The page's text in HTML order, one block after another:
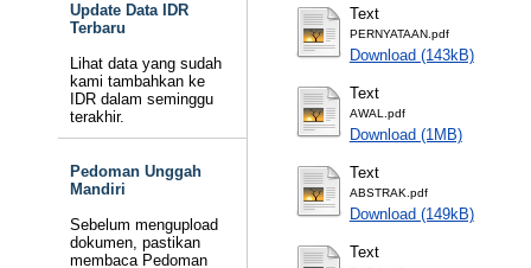
Update Data IDR
Terbaru
Lihat data yang sudah
kami tambahkan ke
IDR dalam seminggu
terakhir.
Pedoman Unggah
Mandiri
Sebelum mengupload
dokumen, pastikan
membaca Pedoman
Text
PERNYATAAN.pdf
Download (143kB)
Text
AWAL.pdf
Download (1MB)
Text
ABSTRAK.pdf
Download (149kB)
Text